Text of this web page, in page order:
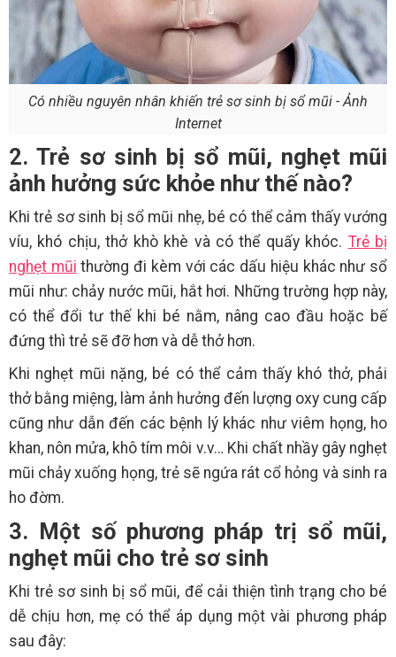
Có nhiều nguyên nhân khiến trẻ sơ sinh bị sổ mũi - Ảnh
Internet
2. Trẻ sơ sinh bị sổ mũi, nghẹt mũi
ảnh hưởng sức khỏe như thế nào?
Khi trẻ sơ sinh bị sổ mũi nhẹ, bé có thể cảm thấy vướng
víu, khó chịu, thở khò khè và có thể quấy khóc. Trẻ bị
nghẹt mũi thường đi kèm với các dấu hiệu khác như sổ
mũi như: chảy nước mũi, hắt hơi. Những trường hợp này,
có thể đổi tư thế khi bé nằm, nâng cao đầu hoặc bế
đứng thì trẻ sẽ đỡ hơn và dễ thở hơn.
Khi nghẹt mũi nặng, bé có thể cảm thấy khó thở, phải
thở bằng miệng, làm ảnh hưởng đến lượng oxy cung cấp
cũng như dẫn đến các bệnh lý khác như viêm họng, ho
khan, nôn mửa, khô tím môi v.v… Khi chất nhầy gây nghẹt
mũi chảy xuống họng, trẻ sẽ ngứa rát cổ hỏng và sinh ra
ho đờm.
3. Một số phương pháp trị sổ mũi,
nghẹt mũi cho trẻ sơ sinh
Khi trẻ sơ sinh bị sổ mũi, để cải thiện tình trạng cho bé
dễ chịu hơn, mẹ có thể áp dụng một vài phương pháp
sau đây: